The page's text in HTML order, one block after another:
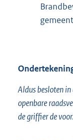
Aldus besloten in
openbare
de griffier de